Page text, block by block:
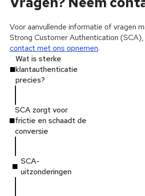
Voor aanvullende informatie of vragen
Strong Customer Authentication
contact met ons opnemen.
Wat is sterke
klantauthenticatie
precies?
SCA zorgt voor
frictie en schaadt de
conversie
SCA-
uitzonderingen